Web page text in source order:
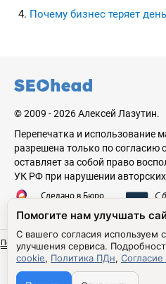
Почему бизнес теряет
© 2009 - 2026 Алексей Лазутин.
Перепечатка и использование
разрешена только по согласию
оставляет за собой право
УК РФ при нарушении
Сделано в Бюро
С
Политика обработки персональных данных
Помогите нам улучшать
С вашего согласия используем
улучшения сервиса.
cookie, Политика ПДн,